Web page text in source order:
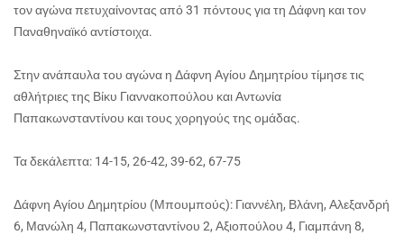
τον αγώνα πετυχαίνοντας από 31 πόντους για τη Δάφνη και τον
Παναθηναϊκό αντίστοιχα.
Στην ανάπαυλα του αγώνα η Δάφνη Αγίου Δημητρίου τίμησε τις
αθλήτριες της Βίκυ Γιαννακοπούλου και Αντωνία
Παπακωνσταντίνου και τους χορηγούς της ομάδας.
Τα δεκάλεπτα: 14-15, 26-42, 39-62, 67-75
Δάφνη Αγίου Δημητρίου (Μπουμπούς): Γιαννέλη, Βλάνη, Αλεξανδρή
6, Μανώλη 4, Παπακωνσταντίνου 2, Αξιοπούλου 4, Γιαμπάνη 8,